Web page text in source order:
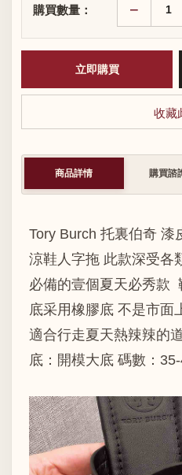
購買數量： −
收藏
商品詳情 購買諮
Tory Burch 托裏伯奇 漆
涼鞋人字拖 此款深受各
必備的壹個夏天必秀款
底采用橡膠底 不是市面
適合行走夏天熱辣辣的
底：開模大底 碼數：